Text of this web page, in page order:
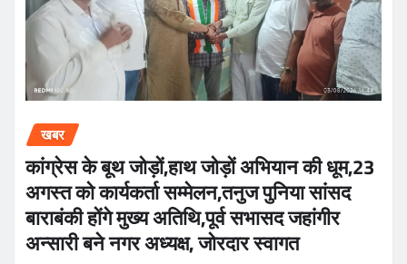
खबर
कांग्रेस के बूथ जोड़ों,हाथ जोड़ों अभियान की धूम,23
अगस्त को कार्यकर्ता सम्मेलन,तनुज पुनिया सांसद
बाराबंकी होंगे मुख्य अतिथि,पूर्व सभासद जहांगीर
अन्सारी बने नगर अध्यक्ष, जोरदार स्वागत